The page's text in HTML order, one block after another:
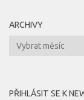
ARCHIVY
Archivy
PŘIHLÁSIT SE K